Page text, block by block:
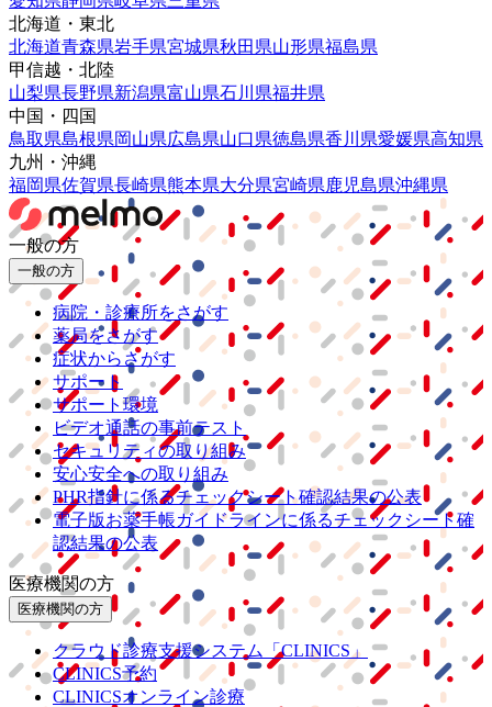
北海道・東北
北海道青森県岩手県宮城県秋田県山形県福島県
甲信越・北陸
山梨県長野県新潟県富山県石川県福井県
中国・四国
鳥取県島根県岡山県広島県山口県徳島県香川県愛媛県高知県
九州・沖縄
福岡県佐賀県長崎県熊本県大分県宮崎県鹿児島県沖縄県
一般の方
一般の方
病院・診療所をさがす
薬局をさがす
症状からさがす
サポート
サポート環境
ビデオ通話の事前テスト
セキュリティの取り組み
安心安全への取り組み
PHR指針に係るチェックシート確認結果の公表
電子版お薬手帳ガイドラインに係るチェックシート確
認結果の公表
医療機関の方
医療機関の方
クラウド診療支援システム
「CLINICS」
CLINICS予約
CLINICSオンライン診療